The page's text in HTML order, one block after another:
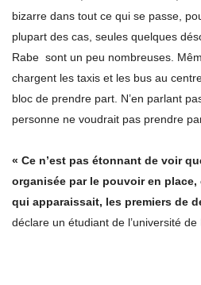
bizarre dans tout ce qui se passe,
plupart des cas, seules quelques
Rabe sont un peu nombreuses.
chargent les taxis et les bus au
bloc de prendre part. N’en parlant
personne ne voudrait pas prendre
« Ce n’est pas étonnant de voir
organisée par le pouvoir en place,
qui apparaissait, les premiers de
déclare un étudiant de l’université de